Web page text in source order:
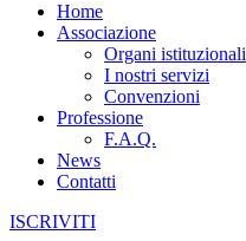
Home
Associazione
Organi istituzionali
I nostri servizi
Convenzioni
Professione
F.A.Q.
News
Contatti
ISCRIVITI